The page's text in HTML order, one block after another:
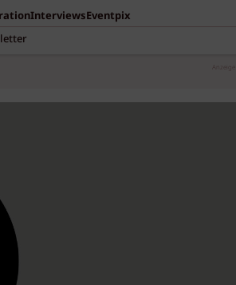
InterviewsEventpix
Anzeige